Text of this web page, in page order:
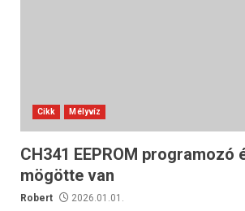
Cikk Mélyvíz
CH341 EEPROM programozó
mögötte van
Robert 2026.01.01.